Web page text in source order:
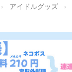
アイドルグッズ